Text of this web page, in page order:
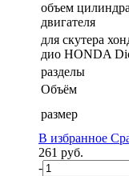
объем цилиндра
двигателя
для скутера
дио HONDA
разделы
Объём
размер
В избранное
261 руб.
-